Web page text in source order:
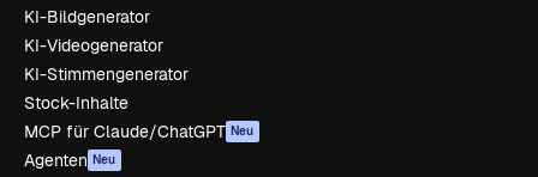
KI-Bildgenerator
KI-Videogenerator
KI-Stimmengenerator
Stock-Inhalte
MCP für Claude/ChatGPT Neu
Agenten Neu